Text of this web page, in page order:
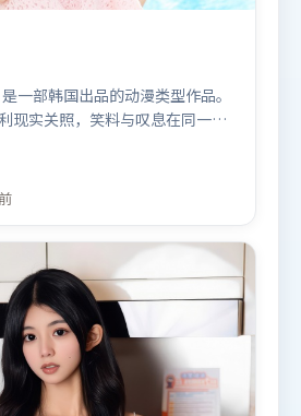
一部韩国出品的动漫类型作品。
现实关照，笑料与叹息在同一场
术共同营造出强烈地域气质，增
执导，朱一龙、张译、汤唯，艾
、秦海璐等联袂出演。影片于
观看。